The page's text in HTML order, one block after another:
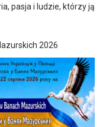
pasja i ludzie, którzy ją
2026